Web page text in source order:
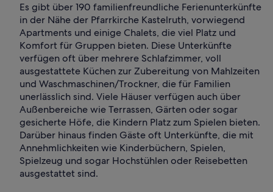
Es gibt über 190 familienfreundliche Ferienunterkünfte
in der Nähe der Pfarrkirche Kastelruth, vorwiegend
Apartments und einige Chalets, die viel Platz und
Komfort für Gruppen bieten. Diese Unterkünfte
verfügen oft über mehrere Schlafzimmer, voll
ausgestattete Küchen zur Zubereitung von Mahlzeiten
und Waschmaschinen/Trockner, die für Familien
unerlässlich sind. Viele Häuser verfügen auch über
Außenbereiche wie Terrassen, Gärten oder sogar
gesicherte Höfe, die Kindern Platz zum Spielen bieten.
Darüber hinaus finden Gäste oft Unterkünfte, die mit
Annehmlichkeiten wie Kinderbüchern, Spielen,
Spielzeug und sogar Hochstühlen oder Reisebetten
ausgestattet sind.